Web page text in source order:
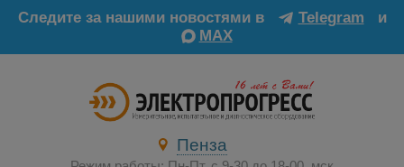
Следите за нашими новостями в Telegram
и
MAX
Пенза